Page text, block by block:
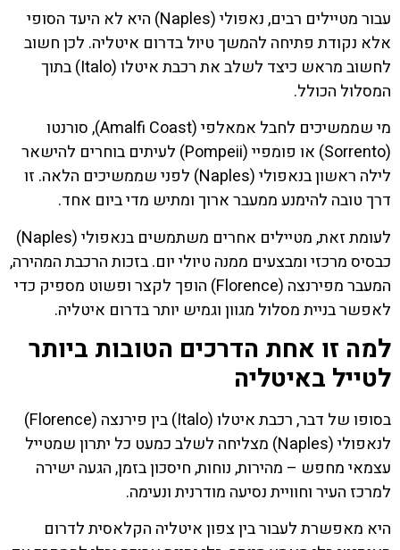
עבור מטיילים רבים, נאפולי (Naples) היא לא היעד הסופי
אלא נקודת פתיחה להמשך טיול בדרום איטליה. לכן חשוב
לחשוב מראש כיצד לשלב את רכבת איטלו (Italo) בתוך
המסלול הכולל.
מי שממשיכים לחבל אמאלפי (Amalfi Coast), סורנטו
(Sorrento) או פומפיי (Pompeii) לעיתים בוחרים להישאר
לילה ראשון בנאפולי (Naples) לפני שממשיכים הלאה. זו
דרך טובה להימנע ממעבר ארוך ומתיש מדי ביום אחד.
לעומת זאת, מטיילים אחרים משתמשים בנאפולי (Naples)
כבסיס מרכזי ומבצעים ממנה טיולי יום. בזכות הרכבת המהירה,
המעבר מפירנצה (Florence) הופך לקצר ופשוט מספיק כדי
לאפשר בניית מסלול מגוון וגמיש יותר בדרום איטליה.
למה זו אחת הדרכים הטובות ביותר
לטייל באיטליה
בסופו של דבר, רכבת איטלו (Italo) בין פירנצה (Florence)
לנאפולי (Naples) מצליחה לשלב כמעט כל יתרון שמטייל
עצמאי מחפש – מהירות, נוחות, חיסכון בזמן, הגעה ישירה
למרכז העיר וחוויית נסיעה מודרנית ונעימה.
היא מאפשרת לעבור בין צפון איטליה הקלאסית לדרום